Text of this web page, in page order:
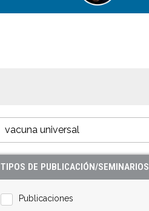
TIPOS DE PUBLICACIÓN/SEMINARIOS
Publicaciones